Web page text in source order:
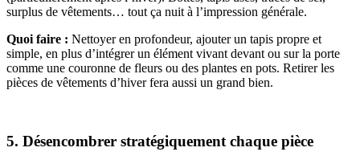
surplus de vêtements… tout ça nuit à l’impression générale.
Quoi faire : Nettoyer en profondeur, ajouter un tapis propre et
simple, en plus d’intégrer un élément vivant devant ou sur la porte
comme une couronne de fleurs ou des plantes en pots. Retirer les
pièces de vêtements d’hiver fera aussi un grand bien.
5. Désencombrer stratégiquement chaque pièce